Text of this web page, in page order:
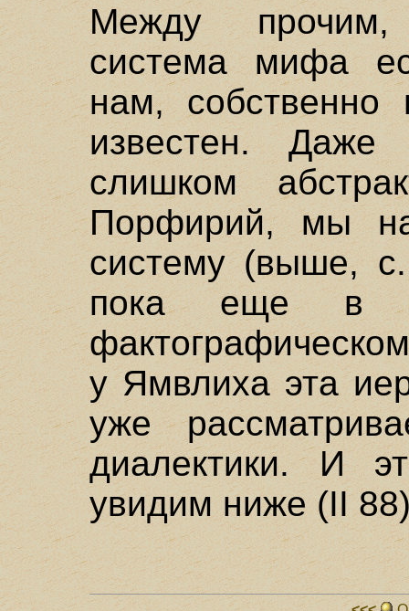
Между прочим,
система мифа
нам, собственно
известен.
слишком
Порфирий, мы
систему (выше,
пока еще в
у Ямвлиха эта
уже
диалектики. И
увидим ниже (II